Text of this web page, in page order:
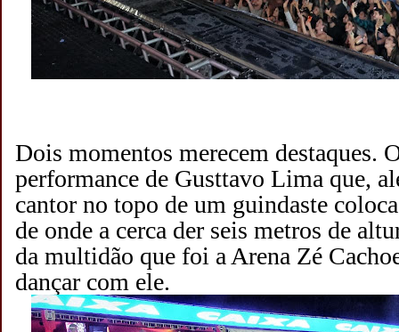
Dois momentos merecem destaques.
performance de Gusttavo Lima que,
cantor no topo de um guindaste
de onde a cerca der seis metros de
da multidão que foi a Arena Zé
dançar com ele.